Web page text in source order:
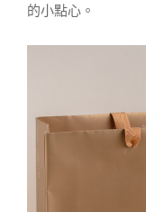
的小點心。